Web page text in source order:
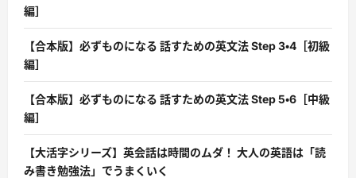
編］
【合本版】必ずものになる 話すための英文法 Step 3・4［初級
編］
【合本版】必ずものになる 話すための英文法 Step 5・6［中級
編］
【大活字シリーズ】英会話は時間のムダ！ 大人の英語は「読
み書き勉強法」でうまくいく